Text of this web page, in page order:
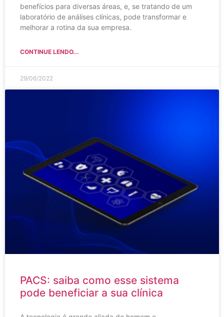
benefícios para diversas áreas, e, se tratando de um
laboratório de análises clínicas, pode transformar e
melhorar a rotina da sua empresa.
CONTINUE LENDO...
29/06/2022
PACS: saiba como esse sistema
pode beneficiar a sua clínica